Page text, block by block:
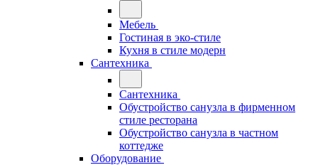
Мебель
Гостиная в эко-стиле
Кухня в стиле модерн
Сантехника
Сантехника
Обустройство санузла в фирменном
стиле ресторана
Обустройство санузла в частном
коттедже
Оборудование